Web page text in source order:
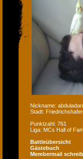
Nickname:
Stadt:
Punktzahl: 761
Liga: MCs Hall of
Battleübersicht
Gästebuch
Membermail